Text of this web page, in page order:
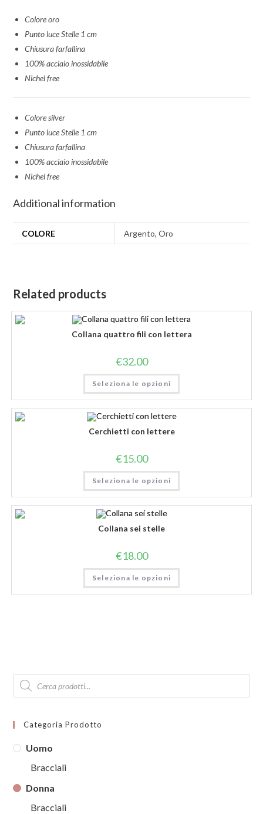
Colore oro
Punto luce Stelle 1 cm
Chiusura farfallina
100% acciaio inossidabile
Nichel free
Colore silver
Punto luce Stelle 1 cm
Chiusura farfallina
100% acciaio inossidabile
Nichel free
Additional information
COLORE Argento, Oro
Related products
Collana quattro fili con lettera
€32.00
Seleziona le opzioni
Cerchietti con lettere
€15.00
Seleziona le opzioni
Collana sei stelle
€18.00
Seleziona le opzioni
Products
search
Categoria Prodotto
Uomo
Bracciali
Donna
Bracciali